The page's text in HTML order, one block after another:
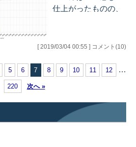
おもしろいよ、と本
ドバックが大事で、
ほしいと思ってあげ
か「ちょっと共感で
きない所があります
仕上がったものの、
ら・・・・金持ちま
オケラまっしぐ
ら・・・になってし
冗談になっていませ
ん。参りました。 一
[ 2019/03/04 00:55 ] コメント(10)
5 6 7 8 9 10 11 12 …
220 次へ »